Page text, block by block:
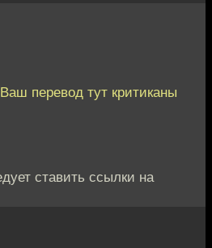
перевод тут критиканы
ставить ссылки на